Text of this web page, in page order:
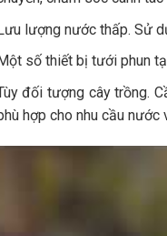
bị tưới phun mưa
bị tưới phun mưa
cánh đồng mẫu
thống béc tưới phun
cây trồng sinh trưởng
Hệ thống béc tưới phun
đối với một số cây trồng